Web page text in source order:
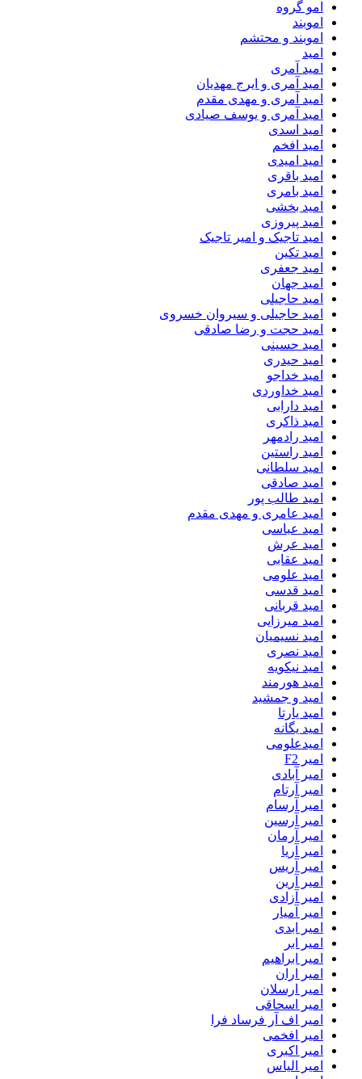
امو گروه
اموبند
اموبند و محتشم
امید
امید آمری
امید آمری و ایرج مهدیان
امید آمری و مهدی مقدم
امید آمری و یوسف صیادی
امید اسدی
امید افخم
امید امیدی
امید باقری
امید بامری
امید بخشی
امید پیروزی
امید تاجیک و امیر تاجیک
امید تکین
امید جعفری
امید جهان
امید حاجیلی
امید حاجیلی و سیروان خسروی
امید حجت و رضا صادقی
امید حسینی
امید حیدری
امید خداجو
امید خداوردی
امید دارابی
امید ذاکری
امید رادمهر
امید راستین
امید سلطانی
امید صادقی
امید طالب پور
امید عامری و مهدی مقدم
امید عباسی
امید عرش
امید عقابی
امید علومی
امید قدسی
امید قربانی
امید میرزایی
امید نسیمیان
امید نصری
امید نیکویه
امید هورمند
امید و جمشید
امید یارتا
امید یگانه
امیدعلومی
امیر F2
امیر آبادی
امیر آرتام
امیر آرسام
امیر آرسین
امیر آرمان
امیر آریا
امیر آریس
امیر آرین
امیر آزادی
امیر آمیار
امیر ابدی
امیر ابر
امیر ابراهیم
امیر اران
امیر ارسلان
امیر اسحاقی
امیر اف آر فرساد فرا
امیر افخمی
امیر اکبری
امیر الیاس